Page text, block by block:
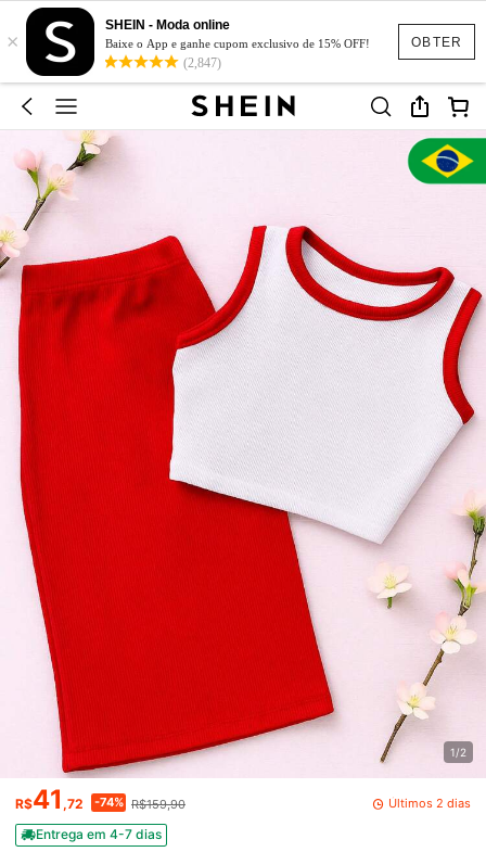
OBTER
×
SHEIN - Moda online
Baixe o App e ganhe cupom exclusivo de 15% OFF!
(2,847)
1/2
R$41 ,72 -74% R$159,90 Últimos 2 dias
Entrega em 4-7 dias